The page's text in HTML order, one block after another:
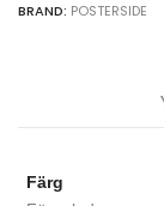
BRAND: POSTERSIDE
Färg